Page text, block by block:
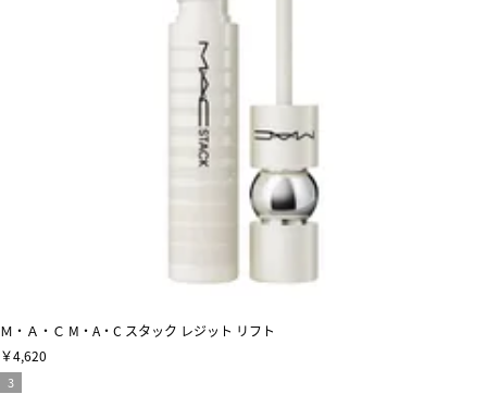
Ｍ・Ａ・Ｃ M・A・C スタック レジット リフト
￥4,620